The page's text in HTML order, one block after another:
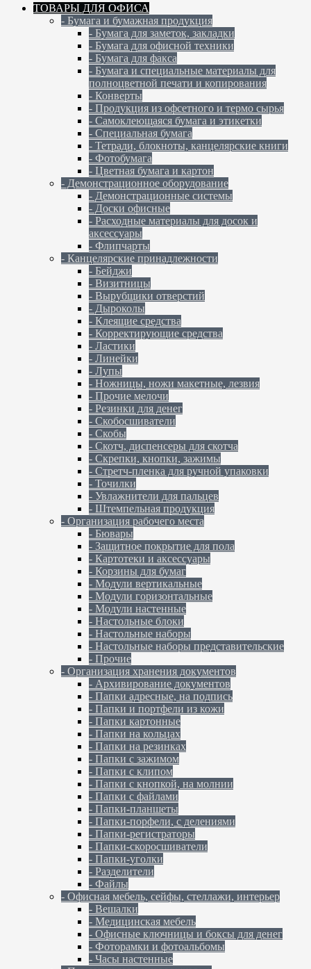
ТОВАРЫ ДЛЯ ОФИСА
- Бумага и бумажная продукция
- Бумага для заметок, закладки
- Бумага для офисной техники
- Бумага для факса
- Бумага и специальные материалы для
полноцветной печати и копирования
- Конверты
- Продукция из офсетного и термо сырья
- Самоклеющаяся бумага и этикетки
- Специальная бумага
- Тетради, блокноты, канцелярские книги
- Фотобумага
- Цветная бумага и картон
- Демонстрационное оборудование
- Демонстрационные системы
- Доски офисные
- Расходные материалы для досок и
аксессуары
- Флипчарты
- Канцелярские принадлежности
- Бейджи
- Визитницы
- Вырубщики отверстий
- Дыроколы
- Клеящие средства
- Корректирующие средства
- Ластики
- Линейки
- Лупы
- Ножницы, ножи макетные, лезвия
- Прочие мелочи
- Резинки для денег
- Скобосшиватели
- Скобы
- Скотч, диспенсеры для скотча
- Скрепки, кнопки, зажимы
- Стретч-пленка для ручной упаковки
- Точилки
- Увлажнители для пальцев
- Штемпельная продукция
- Организация рабочего места
- Бювары
- Защитное покрытие для пола
- Картотеки и аксессуары
- Корзины для бумаг
- Модули вертикальные
- Модули горизонтальные
- Модули настенные
- Настольные блоки
- Настольные наборы
- Настольные наборы представительские
- Прочие
- Организация хранения документов
- Архивирование документов
- Папки адресные, на подпись
- Папки и портфели из кожи
- Папки картонные
- Папки на кольцах
- Папки на резинках
- Папки с зажимом
- Папки с клипом
- Папки с кнопкой, на молнии
- Папки с файлами
- Папки-планшеты
- Папки-порфели, с делениями
- Папки-регистраторы
- Папки-скоросшиватели
- Папки-уголки
- Разделители
- Файлы
- Офисная мебель, сейфы, стеллажи, интерьер
- Вешалки
- Медицинская мебель
- Офисные ключницы и боксы для денег
- Фоторамки и фотоальбомы
- Часы настенные